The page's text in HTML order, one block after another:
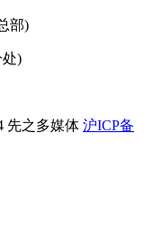
部)
处)
先之多媒体 沪ICP备